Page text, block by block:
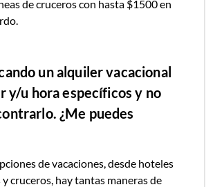
de cruceros con hasta $1500 en
un alquiler vacacional
y/u hora específicos y no
¿Me puedes
de vacaciones, desde hoteles
cruceros, hay tantas maneras de